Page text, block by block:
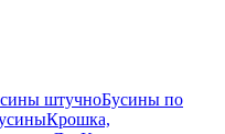
штучноБусины по
Крошка,